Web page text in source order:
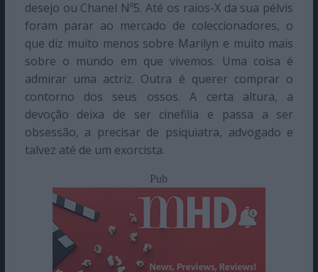
desejo ou Chanel Nº5. Até os raios-X da sua pélvis
foram parar ao mercado de coleccionadores, o
que diz muito menos sobre Marilyn e muito mais
sobre o mundo em que vivemos. Uma coisa é
admirar uma actriz. Outra é querer comprar o
contorno dos seus ossos. A certa altura, a
devoção deixa de ser cinefilia e passa a ser
obsessão, a precisar de psiquiatra, advogado e
talvez até de um exorcista.
Pub